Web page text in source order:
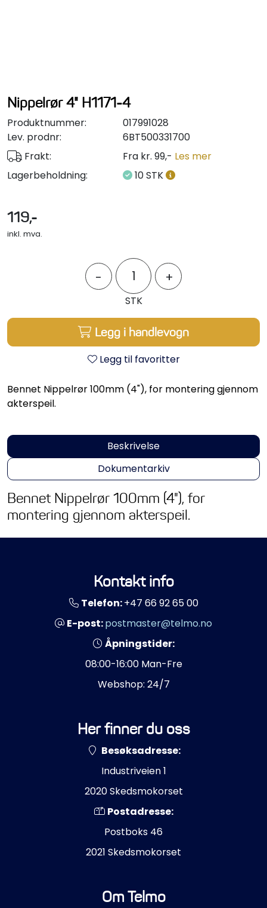
Nippelrør 4" H1171-4
Produktnummer:
017991028
Lev. prodnr:
6BT500331700
Frakt:
Fra kr. 99,- Les mer
Lagerbeholdning:
10 STK
119,-
inkl. mva.
- +
STK
Legg i handlevogn
Legg til favoritter
Bennet Nippelrør 100mm (4"), for montering gjennom
akterspeil.
Beskrivelse
Dokumentarkiv
Bennet Nippelrør 100mm (4"), for
montering gjennom akterspeil.
Kontakt info
Telefon:+47 66 92 65 00
E-post:postmaster@telmo.no
Åpningstider:
08:00-16:00 Man-Fre
Webshop: 24/7
Her finner du oss
Besøksadresse:
Industriveien 1
2020 Skedsmokorset
Postadresse:
Postboks 46
2021 Skedsmokorset
Om Telmo
Motordelsvelger/SONAR
Anoder
Brannslukkere
Hydraulisk styring